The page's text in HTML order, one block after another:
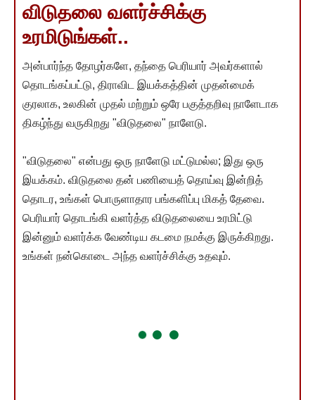
விடுதலை வளர்ச்சிக்கு
உரமிடுங்கள்..
அன்பார்ந்த தோழர்களே, தந்தை பெரியார் அவர்களால்
தொடங்கப்பட்டு, திராவிட இயக்கத்தின் முதன்மைக்
குரலாக, உலகின் முதல் மற்றும் ஒரே பகுத்தறிவு நாளேடாக
திகழ்ந்து வருகிறது "விடுதலை" நாளேடு.
"விடுதலை" என்பது ஒரு நாளேடு மட்டுமல்ல; இது ஒரு
இயக்கம். விடுதலை தன் பணியைத் தொய்வு இன்றித்
தொடர, உங்கள் பொருளாதார பங்களிப்பு மிகத் தேவை.
பெரியார் தொடங்கி வளர்த்த விடுதலையை உரமிட்டு
இன்னும் வளர்க்க வேண்டிய கடமை நமக்கு இருக்கிறது.
உங்கள் நன்கொடை அந்த வளர்ச்சிக்கு உதவும்.